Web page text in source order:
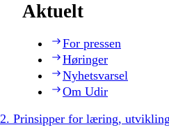
Aktuelt
For pressen
Høringer
Nyhetsvarsel
Om Udir
2. Prinsipper for læring,